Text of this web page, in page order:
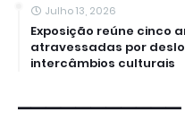
Julho 13, 2026
Exposição reúne cinco
atravessadas por
intercâmbios culturais